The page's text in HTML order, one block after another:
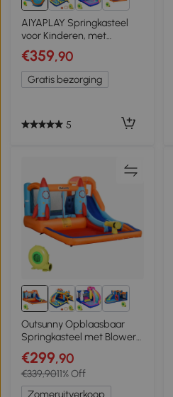
3+
AIYAPLAY Springkasteel
voor Kinderen, met
Waterglijbaan, Pierenbad,
Klimmuur, voor Binnen en
Buiten, 416 x 370 x 195 cm,
Kleurrijk
€359,90
Gratis bezorging
5
3+
Outsunny Opblaasbaar
Springkasteel met Blower
voor 4 Kinderen
Raketpatroon
€299,90
€339,9011% Off
Zomeruitverkoop